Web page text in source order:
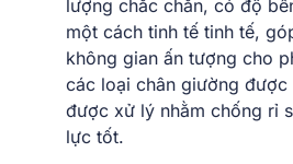
lượng chắc chắn, có độ
một cách tinh tế tinh tế,
không gian ấn tượng cho
các loại chân giường được
được xử lý nhằm chống rỉ
lực tốt.